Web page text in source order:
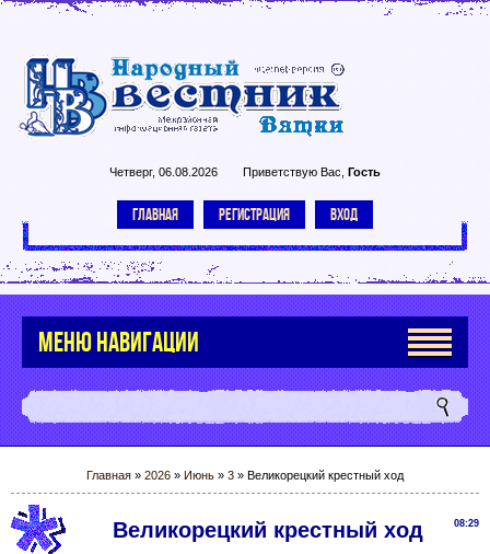
Четверг, 06.08.2026 Приветствую Вас Гость
ГЛАВНАЯ РЕГИСТРАЦИЯ ВХОД
МЕНЮ НАВИГАЦИИ
Главная » 2026 » Июнь » 3 » Великорецкий крестный ход
08:29
Великорецкий крестный ход